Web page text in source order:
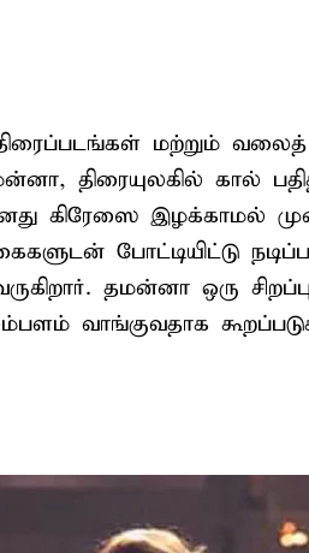
திரைப்படங்கள் மற்றும் வலைத்
திரையுலகில் கால்
கிரேஸை இழக்காமல்
போட்டியிட்டு
தமன்னா ஒரு
வாங்குவதாக